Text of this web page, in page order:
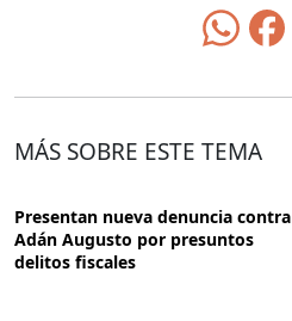
MÁS SOBRE ESTE TEMA
Presentan nueva denuncia contra
Adán Augusto por presuntos
delitos fiscales